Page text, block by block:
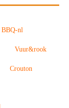
BBQ-nl
Vuur&rook
Crouton